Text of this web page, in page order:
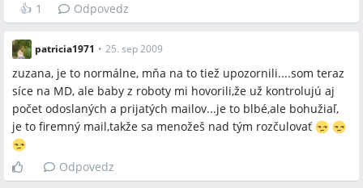
Ako zamestnávateľ môže legálne monitorovať e‑maily a
komunikáciu?
A:Diskutujúci uvádzajú, že legálne je zahrnúť súhlas do
pracovnej zmluvy alebo interných smerníc, ktoré definujú, čo sa
môže používať na súkromné účely; IT oddelenie môže tiež
blokovať vybrané weby a služby.
Q:Sú kamery a nahrávanie hovorov na pracovisku dovolené?
A:Podľa príspevkov sú kamery v priestoroch ako vstup na WC
zo zákona zakázané, nahrávanie hovorov a sledovanie hovorov
je v praxi bežné, ale právna prípustnosť závisí od
👍 1 Odpovedz
patricia1971 • 25. sep 2009
zuzana, je to normálne, mňa na to tiež upozornili....som teraz
síce na MD, ale baby z roboty mi hovorili,že už kontrolujú aj
počet odoslaných a prijatých mailov...je to blbé,ale bohužiaľ,
je to firemný mail,takže sa menožeš nad tým rozčulovať
Odpovedz